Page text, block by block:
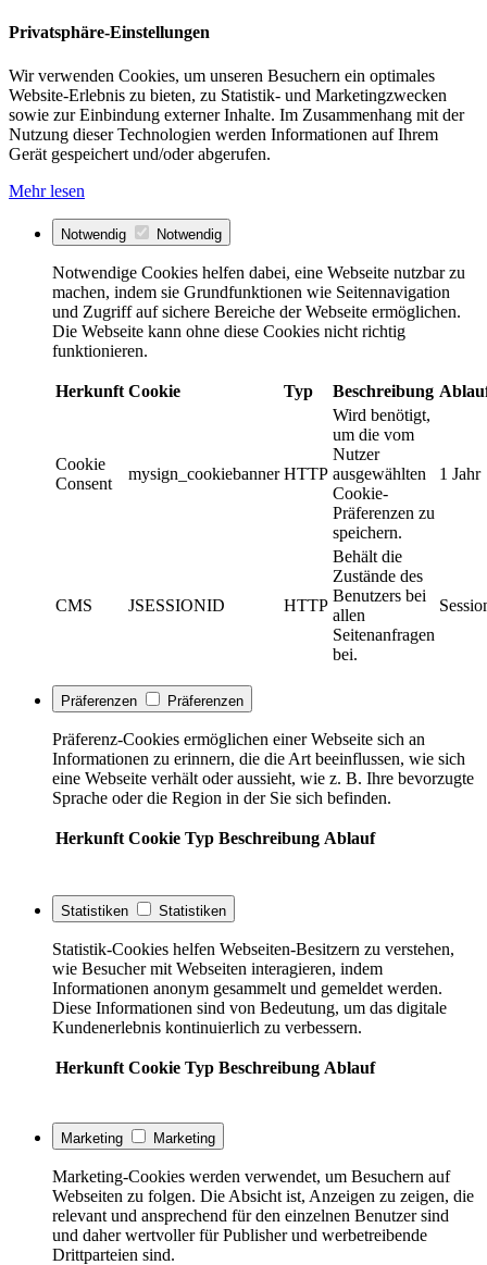
Privatsphäre-Einstellungen
Wir verwenden Cookies, um unseren Besuchern ein optimales
Website-Erlebnis zu bieten, zu Statistik- und Marketingzwecken
sowie zur Einbindung externer Inhalte. Im Zusammenhang mit der
Nutzung dieser Technologien werden Informationen auf Ihrem
Gerät gespeichert und/oder abgerufen.
Mehr lesen
Notwendig Notwendig
Notwendige Cookies helfen dabei, eine Webseite nutzbar zu
machen, indem sie Grundfunktionen wie Seitennavigation
und Zugriff auf sichere Bereiche der Webseite ermöglichen.
Die Webseite kann ohne diese Cookies nicht richtig
funktionieren.
Herkunft Cookie Typ Beschreibung
Cookie
Consent
mysign_cookiebanner HTTP
Wird benötigt,
um die vom
Nutzer
ausgewählten
Cookie-
Präferenzen zu
speichern.
1 Jahr
CMS JSESSIONID HTTP
Behält die
Zustände des
Benutzers bei
allen
Seitenanfragen
bei.
Präferenzen Präferenzen
Präferenz-Cookies ermöglichen einer Webseite sich an
Informationen zu erinnern, die die Art beeinflussen, wie sich
eine Webseite verhält oder aussieht, wie z. B. Ihre bevorzugte
Sprache oder die Region in der Sie sich befinden.
Herkunft Cookie Typ Beschreibung Ablauf
Statistiken Statistiken
Statistik-Cookies helfen Webseiten-Besitzern zu verstehen,
wie Besucher mit Webseiten interagieren, indem
Informationen anonym gesammelt und gemeldet werden.
Diese Informationen sind von Bedeutung, um das digitale
Kundenerlebnis kontinuierlich zu verbessern.
Herkunft Cookie Typ Beschreibung Ablauf
Marketing Marketing
Marketing-Cookies werden verwendet, um Besuchern auf
Webseiten zu folgen. Die Absicht ist, Anzeigen zu zeigen, die
relevant und ansprechend für den einzelnen Benutzer sind
und daher wertvoller für Publisher und werbetreibende
Drittparteien sind.